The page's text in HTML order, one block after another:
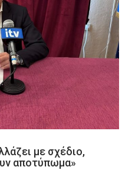
με σχέδιο,
αποτύπωμα»